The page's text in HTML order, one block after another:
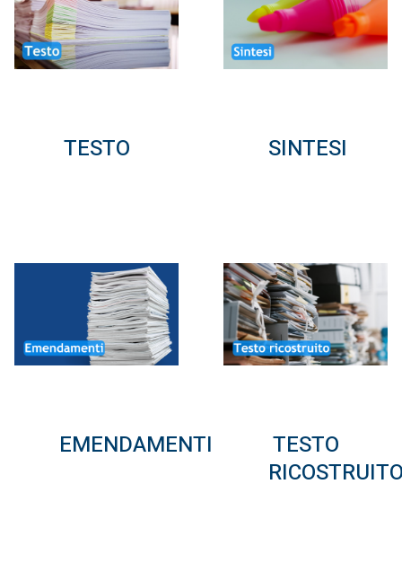
TESTO SINTESI
EMENDAMENTI
TESTO